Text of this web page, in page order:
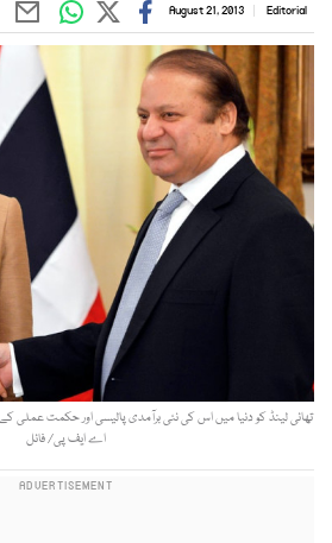
Editorial
August 21, 2013
تھائی لینڈ کو دنیا میں اس کی نئی برآمدی پالیسی اور حکمت عملی
اے ایف پی/ فائل